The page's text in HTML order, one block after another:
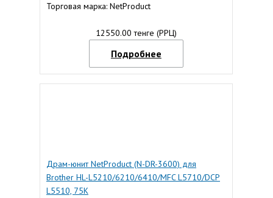
Торговая марка: NetProduct
12550.00 тенге (РРЦ)
Подробнее
Драм-юнит NetProduct (N-DR-3600) для
Brother HL-L5210/6210/6410/MFC L5710/DCP
L5510, 75K